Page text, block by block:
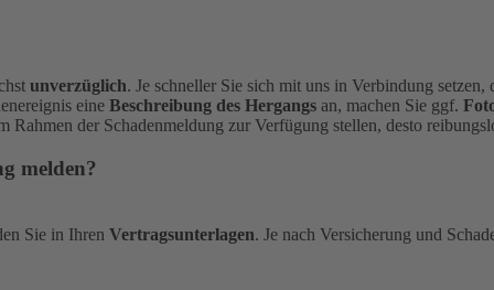
unverzüglich. Je schneller Sie sich mit uns in Verbindung
eine Beschreibung des Hergangs an, machen Sie ggf.
Rahmen der Schadenmeldung zur Verfügung stellen, desto
melden?
Sie in Ihren Vertragsunterlagen. Je nach Versicherung und